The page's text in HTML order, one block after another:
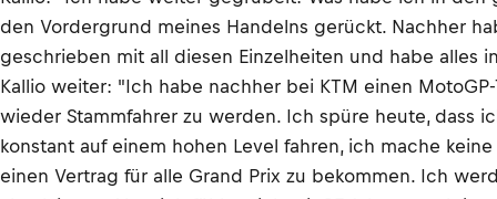
den Vordergrund meines Handelns gerückt. Nachher
geschrieben mit all diesen Einzelheiten und habe alles
Kallio weiter: "Ich habe nachher bei KTM einen
wieder Stammfahrer zu werden. Ich spüre heute, dass
konstant auf einem hohen Level fahren, ich mache
einen Vertrag für alle Grand Prix zu bekommen. Ich